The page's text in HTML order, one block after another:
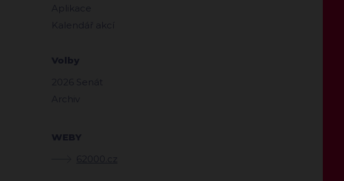
Aplikace
Kalendář akcí
Volby
2026 Senát
Archiv
WEBY
62000.cz